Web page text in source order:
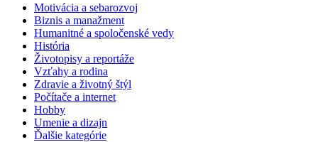
Motivácia a sebarozvoj
Biznis a manažment
Humanitné a spoločenské vedy
História
Životopisy a reportáže
Vzťahy a rodina
Zdravie a životný štýl
Počítače a internet
Hobby
Umenie a dizajn
Ďalšie kategórie